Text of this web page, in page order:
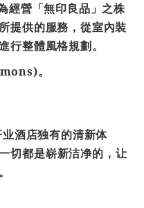
營「無印良品」之株
提供的服務，從室內裝
行整體風格規劃。
。
业酒店独有的清新体
切都是崭新洁净的， 让